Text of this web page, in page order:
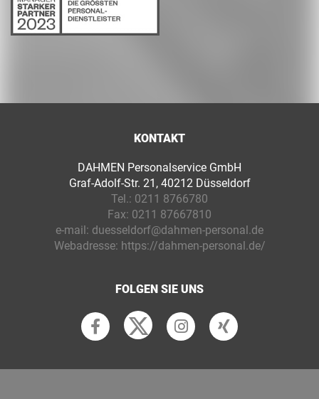
KONTAKT
DAHMEN Personalservice GmbH
Graf-Adolf-Str. 21, 40212 Düsseldorf
Tel.: 0211 8766780
Fax: 0211 87667810
e-mail: duesseldorf@dahmen-personal.de
Webadresse: https://dahmen-personal.de/
FOLGEN SIE UNS